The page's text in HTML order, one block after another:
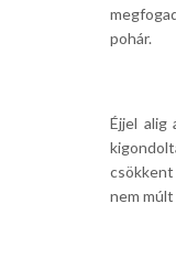
pohár.
Éjjel alig
nem múlt